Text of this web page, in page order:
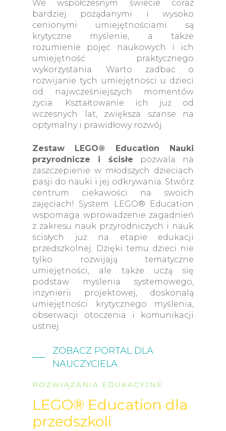
We współczesnym świecie coraz
bardziej pożądanymi i wysoko
cenionymi umiejętnościami są
krytyczne myślenie, a także
rozumienie pojęć naukowych i ich
umiejętność praktycznego
wykorzystania. Warto zadbać o
rozwijanie tych umiejętności u dzieci
od najwcześniejszych momentów
życia. Kształtowanie ich już od
wczesnych lat, zwiększa szanse na
optymalny i prawidłowy rozwój.
Zestaw LEGO® Education Nauki
przyrodnicze i ścisłe pozwala na
zaszczepienie w młodszych dzieciach
pasji do nauki i jej odkrywania. Stwórz
centrum ciekawości na swoich
zajęciach! System LEGO® Education
wspomaga wprowadzenie zagadnień
z zakresu nauk przyrodniczych i nauk
ścisłych już na etapie edukacji
przedszkolnej. Dzięki temu dzieci nie
tylko rozwijają tematyczne
umiejętności, ale także uczą się
podstaw myślenia systemowego,
inżynierii projektowej, doskonalą
umiejętności krytycznego myślenia,
obserwacji otoczenia i komunikacji
ustnej.
ZOBACZ PORTAL DLA
NAUCZYCIELA
ROZWIĄZANIA EDUKACYJNE
LEGO® Education dla
przedszkoli